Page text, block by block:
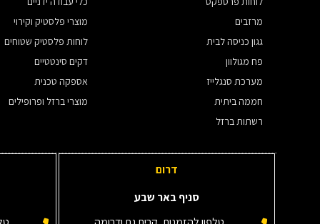
מרזבים
גגון כניסה לבית
פח מגולוון
מערכת סנגלייז
חממה ביתית
רשתות ברזל
מוצרי פלסטיק וקירוי
לוחות פלסטיק שטוחים
דקים סינטטיים
אספקה טכנית
מוצרי ברזל ופרופילים
דרום
סניף באר שבע